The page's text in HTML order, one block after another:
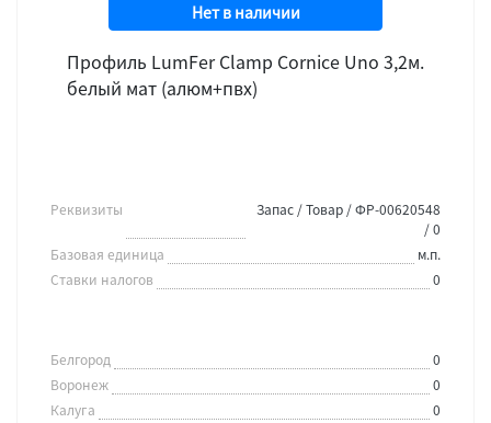
Нет в наличии
Профиль LumFer Clamp Cornice Uno 3,2м.
белый мат (алюм+пвх)
Реквизиты
Запас / Товар / ФР-00620548
/ 0
Базовая единица
м.п.
Ставки налогов
0
Белгород
0
Воронеж
0
Калуга
0